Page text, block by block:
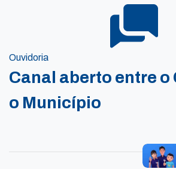
Ouvidoria
Canal aberto entre o
o Município